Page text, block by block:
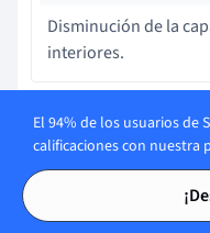
Disminución de la
interiores.
¿Cómo se relaciona
la domótica?
Reemplaza
El 94% de los usuarios
calificaciones con nuestra